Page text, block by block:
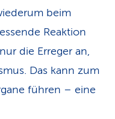
beim
Reaktion
die Erreger an,
Das kann zum
führen – eine